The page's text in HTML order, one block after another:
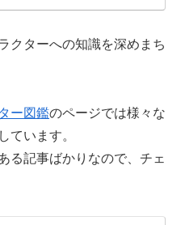
クターへの知識を深めまち
ー図鑑のページでは様々な
ています。
る記事ばかりなので、チェ